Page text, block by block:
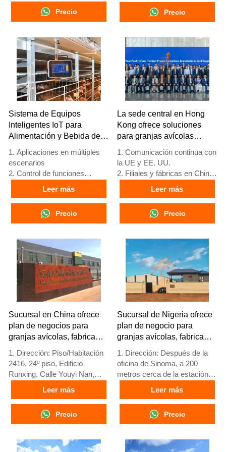
4. Gestión de alarmas
5. Recepción /WhatsApp NO.
: +8618830120193
Precio
4. Hardware de estándar
5. Número de
recepción/WhatsApp:
+8618830120193
Precio
Sistema de Equipos
Inteligentes IoT para
Alimentación y Bebida de
1. Aplicaciones en múltiples
escenarios
2. Control de funciones
3. Protección de alerta
temprana
4. Alto rendimiento de
escalabilidad
5. Número de
recepción/WhatsApp:
+8618830120193
Leer más
Precio
La sede central en Hong
Kong ofrece soluciones
para granjas avícolas
UE y fabrica equipos para
granjas avícolas
1. Comunicación continua con
la UE y EE. UU.
2. Filiales y fábricas en China,
Nigeria, Etiopía y Tanzania
3. La calidad de los productos
está personalizada para
granjas avícolas locales
4. Stock de jaulas avícolas y
equipos para granjas avícolas
a la venta
5. Recepción en línea 24
horas Whatsapp NO. :
+8618830120193，
contáctenos para obtener
información completa
Leer más
Precio
Sucursal en China ofrece
plan de negocios para
granjas avícolas, fabrica
avícolas
1. Dirección: Piso/Habitación
2416, 24º piso, Edificio
Runxing, Calle Youyi Nan,
Ciudad de Shijiazhuang,
Provincia de Hebei, China
2. Fábrica de equipos para
jaulas de aves y granjas
avícolas y stock disponible
para venta
3. Personalizado para granjas
Leer más
Precio
Sucursal de Nigeria ofrece
plan de negocio para
granjas avícolas, fabrica
avícolas
1. Dirección: Después de la
oficina de Sinoma, a 200
metros cerca de la estación
de servicio Danco, autopista
Lagos/Ibadan, estado de
Lagos, Nigeria
2. Fábrica de jaulas avícolas y
equipos para granjas avícolas
y stock a la venta
3. Personalizado para granjas
Leer más
Precio